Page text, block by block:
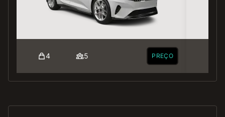
4 5 PREÇO